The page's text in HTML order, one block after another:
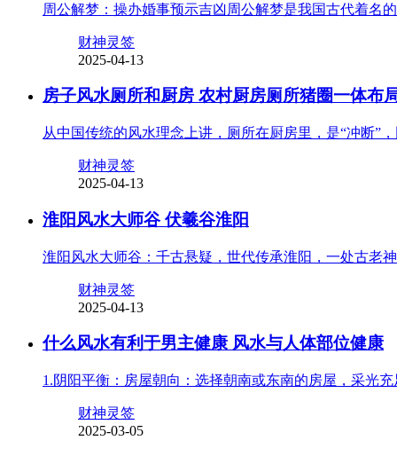
周公解梦：操办婚事预示吉凶周公解梦是我国古代着名
财神灵签
2025-04-13
房子风水厕所和厨房 农村厨房厕所猪圈一体布
从中国传统的风水理念上讲，厕所在厨房里，是“冲断”
财神灵签
2025-04-13
淮阳风水大师谷 伏羲谷淮阳
淮阳风水大师谷：千古悬疑，世代传承淮阳，一处古
财神灵签
2025-04-13
什么风水有利于男主健康 风水与人体部位健康
1.阴阳平衡：房屋朝向：选择朝南或东南的房屋，采光
财神灵签
2025-03-05